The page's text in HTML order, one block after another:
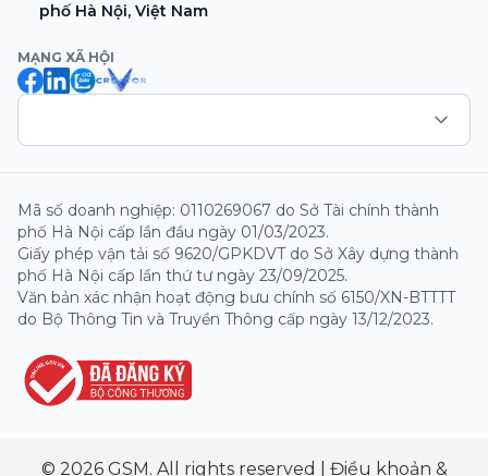
phố Hà Nội, Việt Nam
MẠNG XÃ HỘI
Mã số doanh nghiệp: 0110269067 do Sở Tài chính thành
phố Hà Nội cấp lần đầu ngày 01/03/2023.
Giấy phép vận tải số 9620/GPKDVT do Sở Xây dựng thành
phố Hà Nội cấp lần thứ tư ngày 23/09/2025.
Văn bản xác nhận hoạt động bưu chính số 6150/XN-BTTTT
do Bộ Thông Tin và Truyền Thông cấp ngày 13/12/2023.
© 2026 GSM. All rights reserved Điều khoản &